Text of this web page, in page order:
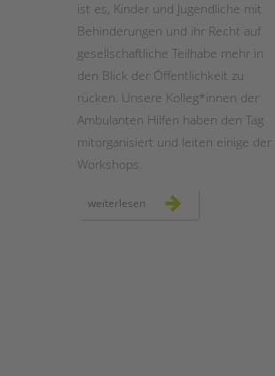
ist es, Kinder und Jugendliche mit
Behinderungen und ihr Recht auf
gesellschaftliche Teilhabe mehr in
den Blick der Öffentlichkeit zu
rücken. Unsere Kolleg*innen der
Ambulanten Hilfen haben den Tag
mitorganisiert und leiten einige der
Workshops.
weiterlesen fachtag:
pädagogische